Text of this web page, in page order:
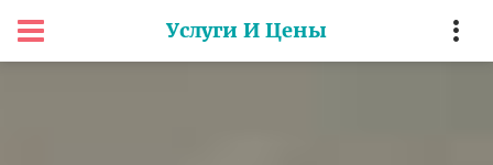
Услуги И Цены